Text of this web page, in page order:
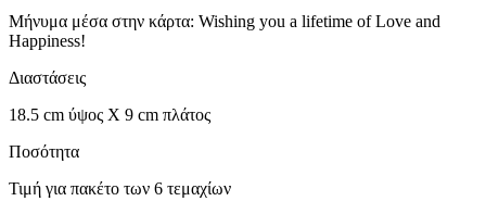
Μήνυμα μέσα στην κάρτα: Wishing you a lifetime of Love and
Happiness!
Διαστάσεις
18.5 cm ύψος X 9 cm πλάτος
Ποσότητα
Τιμή για πακέτο των 6 τεμαχίων